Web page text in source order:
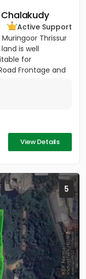
Active Support
Thrissur
is well
for
Frontage and
View Details
5